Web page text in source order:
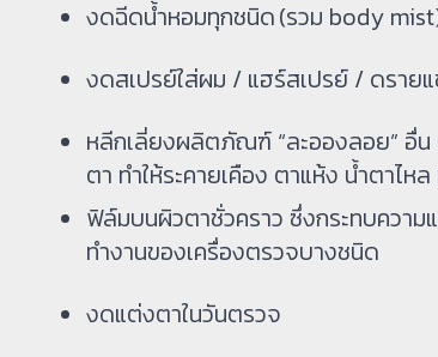
งดฉีดน้ำหอมทุกชนิด (รวม body
งดสเปรย์ใส่ผม / แฮร์สเปรย์ / ดราย
หลีกเลี่ยงผลิตภัณฑ์ “ละอองลอย” อื่น
ตา ทำให้ระคายเคือง ตาแห้ง น้ำตาไห
ฟิล์มบนผิวตาชั่วคราว ซึ่งกระทบความ
ทำงานของเครื่องตรวจบางชนิด
งดแต่งตาในวันตรวจ